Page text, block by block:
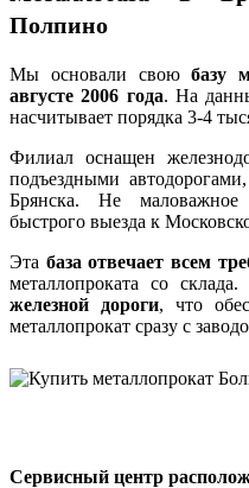
Полпино
Мы основали своюбазу
августе 2006 года. На
насчитывает порядка 3-4
Филиал оснащен
подъездными
Брянска. Не маловажное
быстрого выезда к
Эта база отвечает всем
металлопроката со
железной дороги, что
металлопрокат сразу с
Сервисный центр